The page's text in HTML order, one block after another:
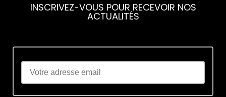
INSCRIVEZ-VOUS POUR RECEVOIR NOS
ACTUALITÉS